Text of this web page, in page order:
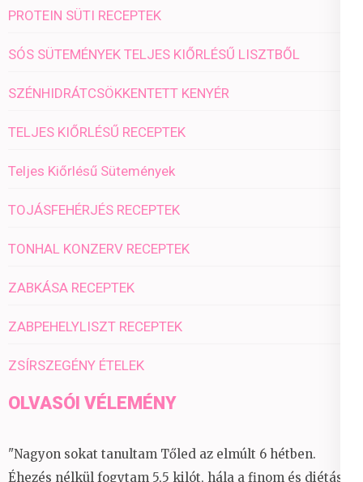
PROTEIN SÜTI RECEPTEK
SÓS SÜTEMÉNYEK TELJES KIŐRLÉSŰ LISZTBŐL
SZÉNHIDRÁTCSÖKKENTETT KENYÉR
TELJES KIŐRLÉSŰ RECEPTEK
Teljes Kiőrlésű Sütemények
TOJÁSFEHÉRJÉS RECEPTEK
TONHAL KONZERV RECEPTEK
ZABKÁSA RECEPTEK
ZABPEHELYLISZT RECEPTEK
ZSÍRSZEGÉNY ÉTELEK
OLVASÓI VÉLEMÉNY
"Nagyon sokat tanultam Tőled az elmúlt 6 hétben.
Éhezés nélkül fogytam 5,5 kilót, hála a finom és diétás